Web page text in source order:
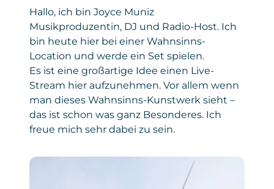
Hallo, ich bin Joyce Muniz
Musikproduzentin, DJ und Radio-Host. Ich
bin heute hier bei einer Wahnsinns-
Location und werde ein Set spielen.
Es ist eine großartige Idee einen Live-
Stream hier aufzunehmen. Vor allem wenn
man dieses Wahnsinns-Kunstwerk sieht –
das ist schon was ganz Besonderes. Ich
freue mich sehr dabei zu sein.